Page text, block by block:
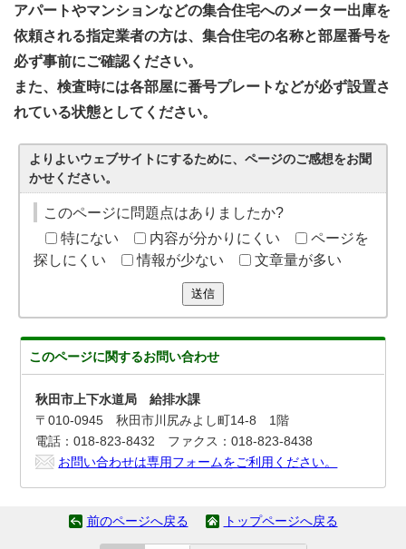
アパートやマンションなどの集合住宅へのメーター出庫を
依頼される指定業者の方は、集合住宅の名称と部屋番号を
必ず事前にご確認ください。
また、検査時には各部屋に番号プレートなどが必ず設置さ
れている状態としてください。
よりよいウェブサイトにするために、ページのご感想をお聞
かせください。
このページに問題点はありましたか?
特にない
内容が分かりにくい
ページを
探しにくい
情報が少ない 文章量が多い
送信
このページに関するお問い合わせ
秋田市上下水道局 給排水課
〒010-0945 秋田市川尻みよし町14-8 1階
電話：018-823-8432 ファクス：018-823-8438
お問い合わせは専用フォームをご利用ください。
前のページへ戻る トップページへ戻る